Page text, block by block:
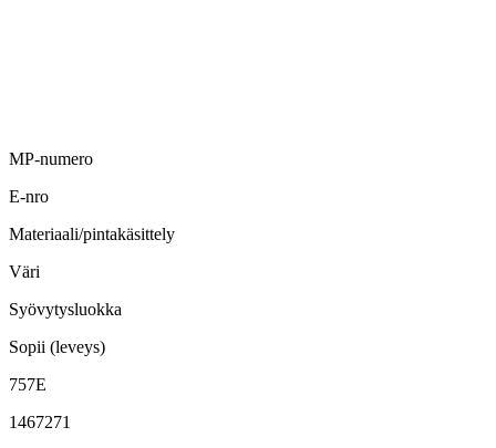
MP-numero
E-nro
Materiaali/pintakäsittely
Väri
Syövytysluokka
Sopii (leveys)
757E
1467271